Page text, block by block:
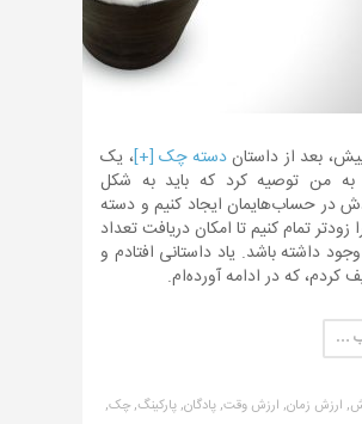
بعد از داستاندسته چک [+]، یک
به من توصیه کرد که باید به شکل
در حساب‌هایمان ایجاد کنیم و دسته
تمام کنیم تا امکان دریافت تعداد
داشته باشد. یاد داستانی افتادم و
کردم، که در ادامه آورده‌ام.
…
ارزش زمان, ارزش وقت,پادگان,پارکینگ,چک,